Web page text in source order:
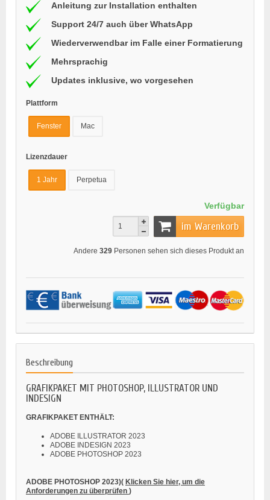
Anleitung zur Installation enthalten
Support 24/7 auch über WhatsApp
Wiederverwendbar im Falle einer Formatierung
Mehrsprachig
Updates inklusive, wo vorgesehen
Plattform
Fenster Mac
Lizenzdauer
1 Jahr Perpetua
Verfügbar
im Warenkorb
Andere 329 Personen sehen sich dieses Produkt an
Beschreibung
GRAFIKPAKET MIT PHOTOSHOP, ILLUSTRATOR UND
INDESIGN
GRAFIKPAKET ENTHÄLT:
ADOBE ILLUSTRATOR 2023
ADOBE INDESIGN 2023
ADOBE PHOTOSHOP 2023
ADOBE PHOTOSHOP 2023)( Klicken Sie hier, um die
Anforderungen zu überprüfen )